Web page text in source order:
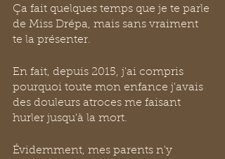
Ça fait quelques temps que je te parle
de Miss Drépa, mais sans vraiment
te la présenter.
En fait, depuis 2015, j'ai compris
pourquoi toute mon enfance j'avais
des douleurs atroces me faisant
hurler jusqu'à la mort.
Évidemment, mes parents n'y